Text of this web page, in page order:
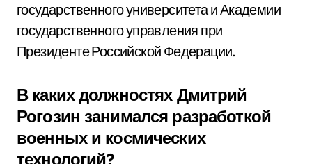
государственного университета и Академии
государственного управления при
Президенте Российской Федерации.
В каких должностях Дмитрий
Рогозин занимался разработкой
военных и космических
технологий?